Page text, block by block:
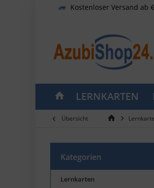
Kostenloser Versand ab
LERNKARTEN
Übersicht
Kategorien
Lernkarten